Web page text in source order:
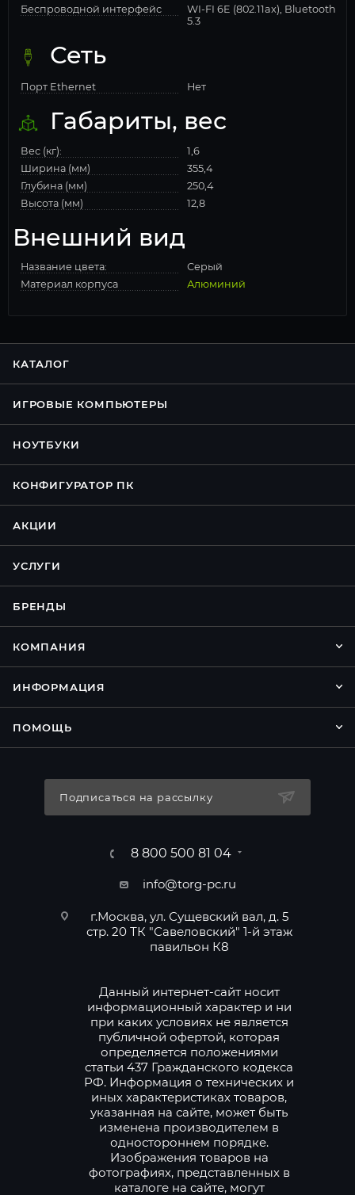
Беспроводной интерфейс
WI-FI 6E (802.11ax), Bluetooth
5.3
Сеть
Порт Ethernet Нет
Габариты, вес
Вес (кг):
1,6
Ширина (мм)
355,4
Глубина (мм)
250,4
Высота (мм)
12,8
Внешний вид
Название цвета:
Серый
Материал корпуса
Алюминий
КАТАЛОГ
ИГРОВЫЕ КОМПЬЮТЕРЫ
НОУТБУКИ
КОНФИГУРАТОР ПК
АКЦИИ
УСЛУГИ
БРЕНДЫ
КОМПАНИЯ
ИНФОРМАЦИЯ
ПОМОЩЬ
Подписаться на рассылку
8 800 500 81 04
info@torg-pc.ru
г.Москва, ул. Сущевский вал, д. 5
стр. 20 ТК "Савеловский" 1-й этаж
павильон К8
Данный интернет-сайт носит
информационный характер и ни
при каких условиях не является
публичной офертой, которая
определяется положениями
статьи 437 Гражданского кодекса
РФ. Информация о технических и
иных характеристиках товаров,
указанная на сайте, может быть
изменена производителем в
одностороннем порядке.
Изображения товаров на
фотографиях, представленных в
каталоге на сайте, могут